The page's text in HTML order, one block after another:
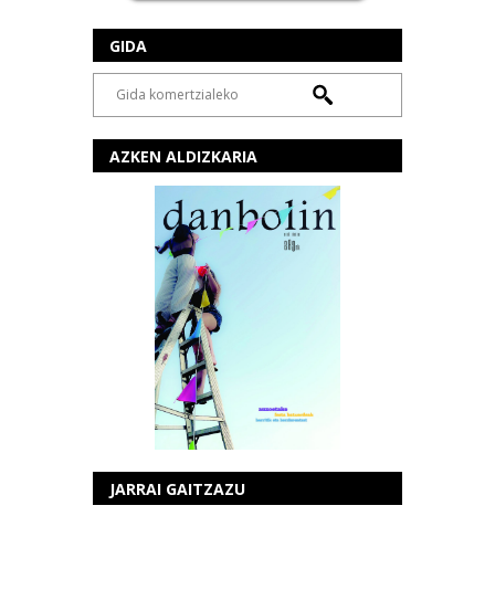
GIDA
AZKEN ALDIZKARIA
JARRAI GAITZAZU